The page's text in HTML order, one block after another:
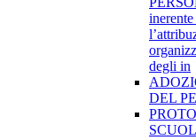
degli in
DEL